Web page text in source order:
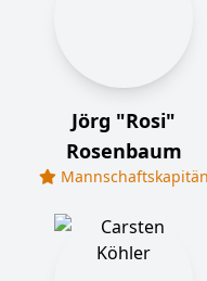
Jörg "Rosi"
Rosenbaum
Mannschaftskapitän